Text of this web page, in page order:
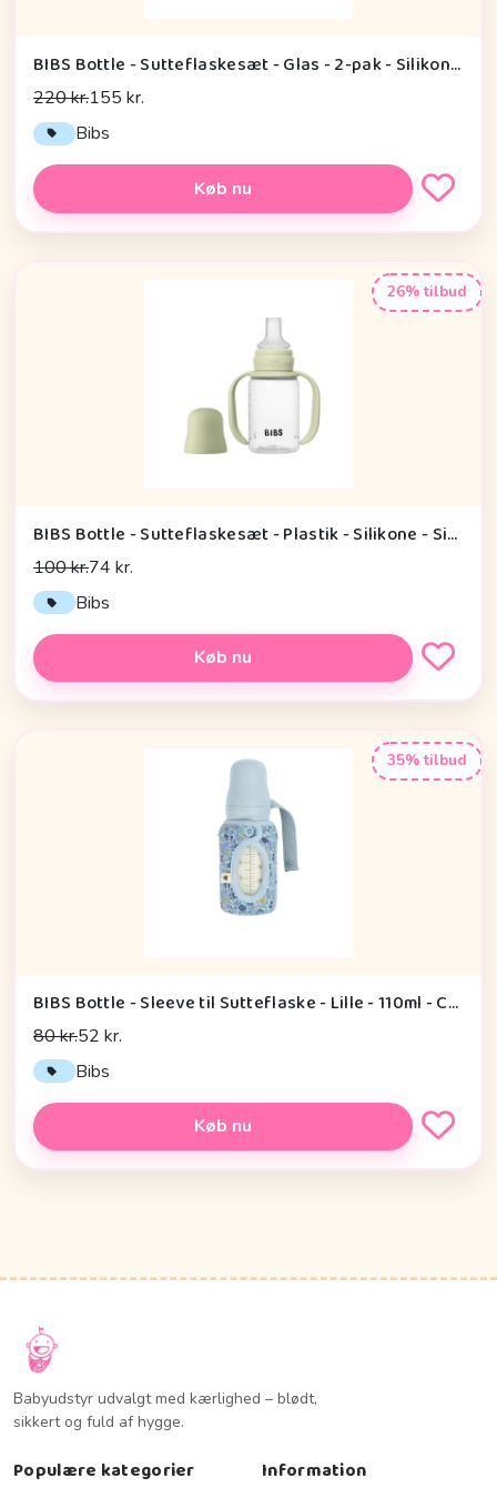
BIBS Bottle - Sutteflaskesæt - Glas - 2-pak - Silikone/Slow Flow/Rund - 120ml - Blush
220 kr.155 kr.
Bibs
Køb nu
26% tilbud
BIBS Bottle - Sutteflaskesæt - Plastik - Silikone - Sippy - 150ml - Sage
100 kr.74 kr.
Bibs
Køb nu
35% tilbud
BIBS Bottle - Sleeve til Sutteflaske - Lille - 110ml - Chamomile Lawn/Baby Blue
80 kr.52 kr.
Bibs
Køb nu
Babyudstyr udvalgt med kærlighed – blødt,
sikkert og fuld af hygge.
Populære kategorier Information